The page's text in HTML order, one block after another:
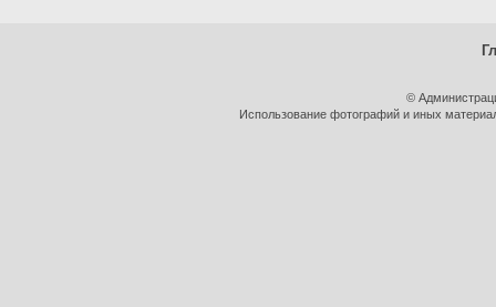
©
Использование фотографий и иных